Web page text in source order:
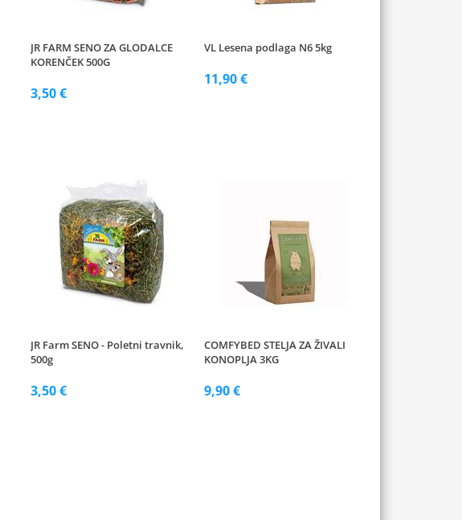
JR FARM SENO ZA GLODALCE
KORENČEK 500G
3,50 €
VL Lesena podlaga N6 5kg
11,90 €
JR Farm SENO - Poletni travnik,
500g
3,50 €
COMFYBED STELJA ZA ŽIVALI
KONOPLJA 3KG
9,90 €